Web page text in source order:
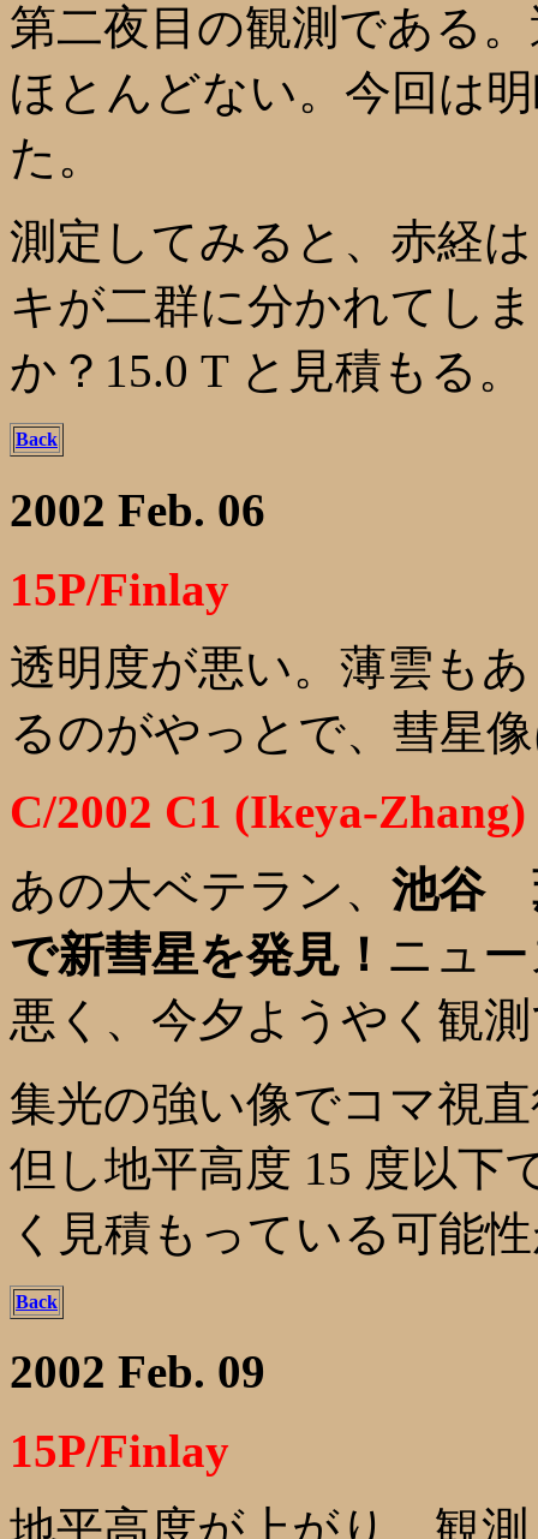
第二夜目の観測である
ほとんどない。今回は
た。
測定してみると、赤経
キが二群に分かれてし
か？15.0 T と見積もる。
Back
2002 Feb. 06
15P/Finlay
透明度が悪い。薄雲も
るのがやっとで、彗星
C/2002 C1 (Ikeya-Zhang)
あの大ベテラン、 池谷
で新彗星を発見！ ニュ
悪く、今夕ようやく観
集光の強い像でコマ視
但し地平高度 15 度以下
く見積もっている可能
Back
2002 Feb. 09
15P/Finlay